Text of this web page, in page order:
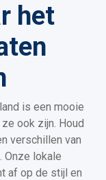
het
is een mooie
ook zijn. Houd
verschillen van
Onze lokale
af op de stijl en